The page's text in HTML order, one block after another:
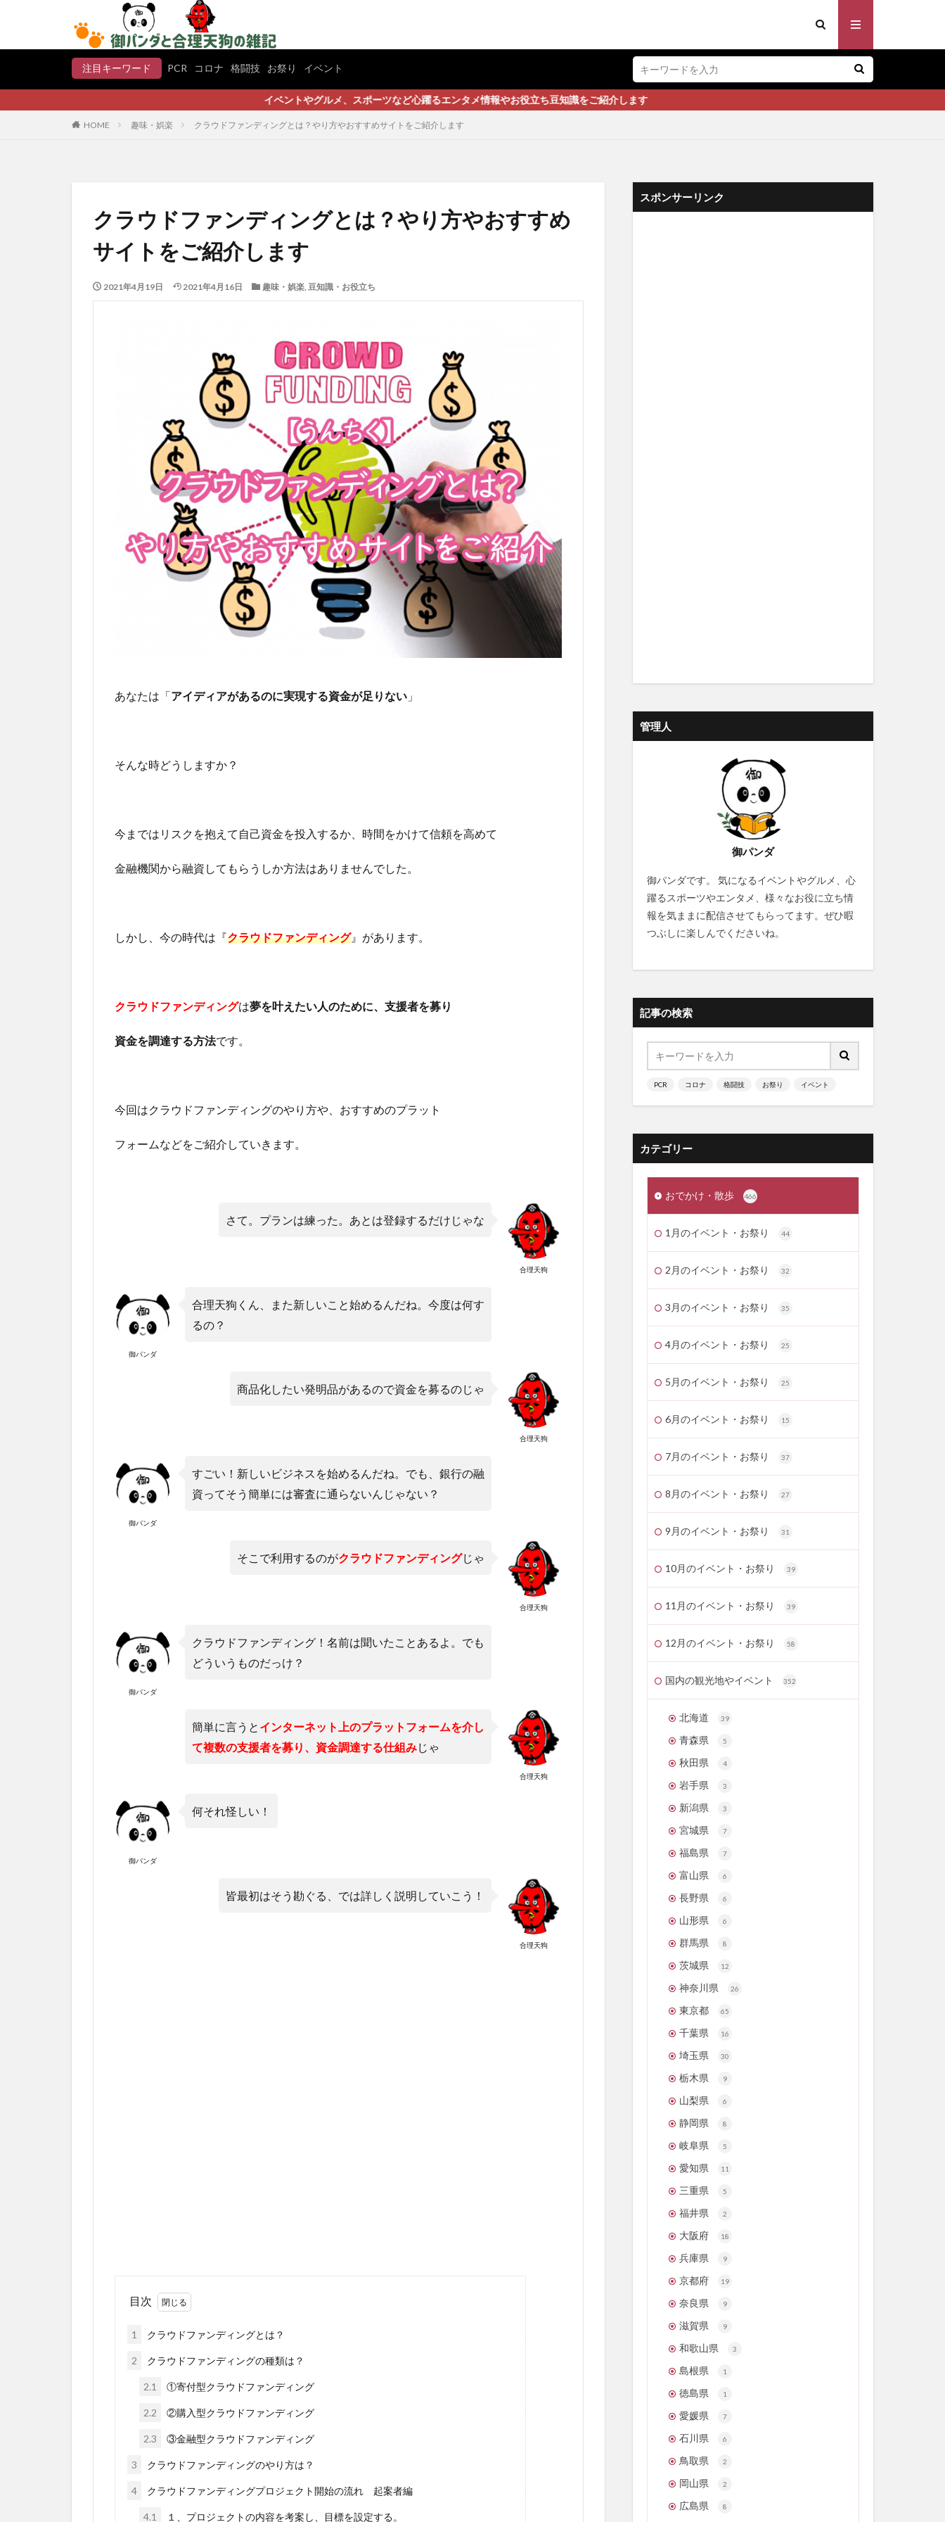
注目キーワード PCR コロナ 格闘技 お祭り イベント
イベントやグルメ、スポーツなど心躍るエンタメ情報やお役立ち豆知識をご紹介します
HOME 趣味・娯楽 クラウドファンディングとは？やり方やおすすめサイトをご紹介します
クラウドファンディングとは？やり方やおすすめ
サイトをご紹介します
2021年4月19日 2021年4月16日 趣味・娯楽, 豆知識・お役立ち
あなたは「アイディアがあるのに実現する資金が足りない 」
そんな時どうしますか？
今まではリスクを抱えて自己資金を投入するか、時間をかけて信頼を高めて
金融機関から融資してもらうしか方法はありませんでした。
しかし、今の時代は『クラウドファンディング』があります。
クラウドファンディングは夢を叶えたい人のために、支援者を募り
資金を調達する方法です。
今回はクラウドファンディングのやり方や、おすすめのプラット
フォームなどをご紹介していきます。
合理天狗
さて。プランは練った。あとは登録するだけじゃな
御パンダ
合理天狗くん、また新しいこと始めるんだね。今度は何す
るの？
合理天狗
商品化したい発明品があるので資金を募るのじゃ
御パンダ
すごい！新しいビジネスを始めるんだね。でも、銀行の融
資ってそう簡単には審査に通らないんじゃない？
合理天狗
そこで利用するのがクラウドファンディングじゃ
御パンダ
クラウドファンディング！名前は聞いたことあるよ。でも
どういうものだっけ？
合理天狗
簡単に言うと インターネット上のプラットフォームを介し
て複数の支援者を募り、資金調達する仕組みじゃ
御パンダ
何それ怪しい！
合理天狗
皆最初はそう勘ぐる、では詳しく説明していこう！
目次
1 クラウドファンディングとは？
2 クラウドファンディングの種類は？
2.1 ①寄付型クラウドファンディング
2.2 ②購入型クラウドファンディング
2.3 ③金融型クラウドファンディング
3 クラウドファンディングのやり方は？
4 クラウドファンディングプロジェクト開始の流れ 起案者編
4.1 １、プロジェクトの内容を考案し、目標を設定する。
スポンサーリンク
管理人
御パンダ
御パンダです。 気になるイベントやグルメ、心
躍るスポーツやエンタメ、様々なお役に立ち情
報を気ままに配信させてもらってます。ぜひ暇
つぶしに楽しんでくださいね。
記事の検索
PCR コロナ 格闘技 お祭り イベント
カテゴリー
おでかけ・散歩 466
1月のイベント・お祭り 44
2月のイベント・お祭り 32
3月のイベント・お祭り 35
4月のイベント・お祭り 25
5月のイベント・お祭り 25
6月のイベント・お祭り 15
7月のイベント・お祭り 37
8月のイベント・お祭り 27
9月のイベント・お祭り 31
10月のイベント・お祭り 39
11月のイベント・お祭り 39
12月のイベント・お祭り 58
国内の観光地やイベント 352
北海道 39
青森県 5
秋田県 4
岩手県 3
新潟県 3
宮城県 7
福島県 7
富山県 6
長野県 6
山形県 6
群馬県 8
茨城県 12
神奈川県 26
東京都 65
千葉県 16
埼玉県 30
栃木県 9
山梨県 6
静岡県 8
岐阜県 5
愛知県 11
三重県 5
福井県 2
大阪府 18
兵庫県 9
京都府 19
奈良県 9
滋賀県 9
和歌山県 3
島根県 1
徳島県 1
愛媛県 7
石川県 6
鳥取県 2
岡山県 2
広島県 8